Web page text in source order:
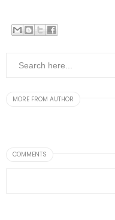
MORE FROM AUTHOR
COMMENTS